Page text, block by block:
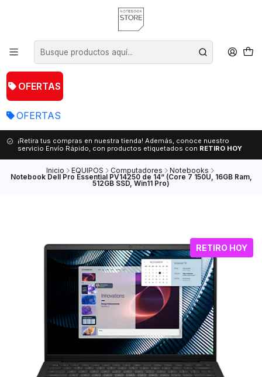
OFERTAS
OFERTAS
¡Retira tus compras en nuestra tienda! Además, conoce nuestro
servicio Envío Rápido, con productos etiquetados con RETIRO HOY
Inicio EQUIPOS Computadores Notebooks
Notebook Dell Pro Essential PV14250 de 14“ (Core 7 150U, 16GB Ram,
512GB SSD, Win11 Pro)
RETIRO HOY